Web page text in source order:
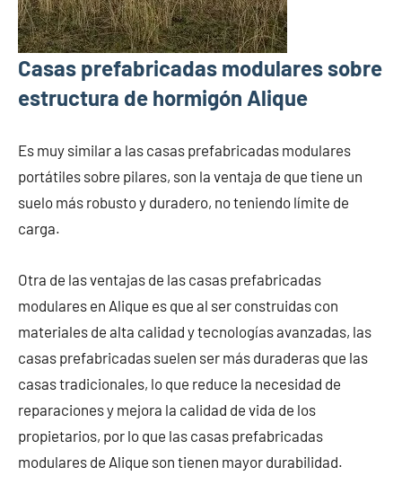
Casas prefabricadas modulares sobre
estructura de hormigón Alique
Es muy similar a las casas prefabricadas modulares
portátiles sobre pilares, son la ventaja de que tiene un
suelo más robusto y duradero, no teniendo límite de
carga.
Otra de las ventajas de las casas prefabricadas
modulares en Alique es que al ser construidas con
materiales de alta calidad y tecnologías avanzadas, las
casas prefabricadas suelen ser más duraderas que las
casas tradicionales, lo que reduce la necesidad de
reparaciones y mejora la calidad de vida de los
propietarios, por lo que las casas prefabricadas
modulares de Alique son tienen mayor durabilidad.